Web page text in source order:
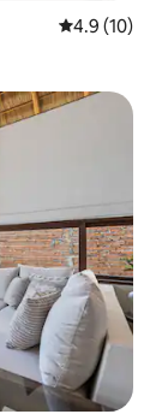
Calificación
4.9 (10)